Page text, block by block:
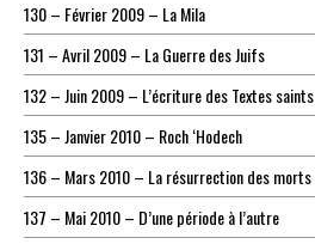
130 – Février 2009 – La Mila
131 – Avril 2009 – La Guerre des Juifs
132 – Juin 2009 – L’écriture des Textes saints
135 – Janvier 2010 – Roch ‘Hodech
136 – Mars 2010 – La résurrection des morts
137 – Mai 2010 – D’une période à l’autre